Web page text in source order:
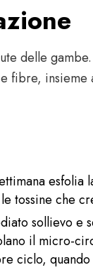
delle
fibre,
tossine che
sollievo e
il micro-
ciclo,